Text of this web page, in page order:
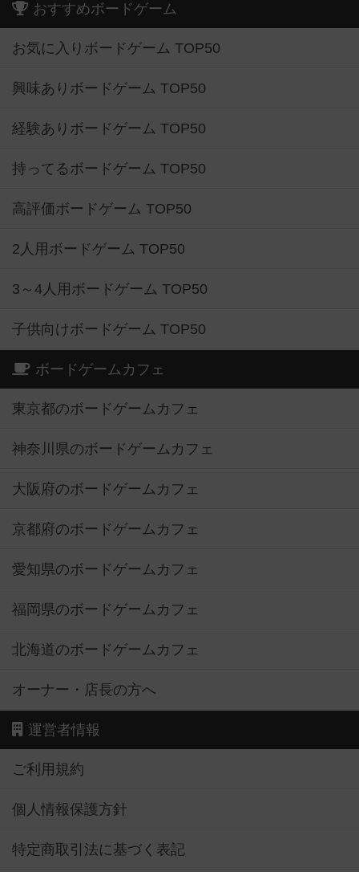
おすすめボードゲーム
お気に入りボードゲーム TOP50
興味ありボードゲーム TOP50
経験ありボードゲーム TOP50
持ってるボードゲーム TOP50
高評価ボードゲーム TOP50
2人用ボードゲーム TOP50
3～4人用ボードゲーム TOP50
子供向けボードゲーム TOP50
ボードゲームカフェ
東京都のボードゲームカフェ
神奈川県のボードゲームカフェ
大阪府のボードゲームカフェ
京都府のボードゲームカフェ
愛知県のボードゲームカフェ
福岡県のボードゲームカフェ
北海道のボードゲームカフェ
オーナー・店長の方へ
運営者情報
ご利用規約
個人情報保護方針
特定商取引法に基づく表記